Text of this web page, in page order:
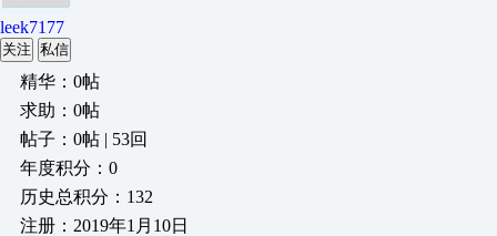
leek7177
关注 私信
精华：0帖
求助：0帖
帖子：0帖 | 53回
年度积分：0
历史总积分：132
注册：2019年1月10日